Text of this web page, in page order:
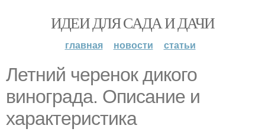
ИДЕИ ДЛЯ САДА И ДАЧИ
главная новости статьи
Летний черенок дикого
винограда. Описание и
характеристика